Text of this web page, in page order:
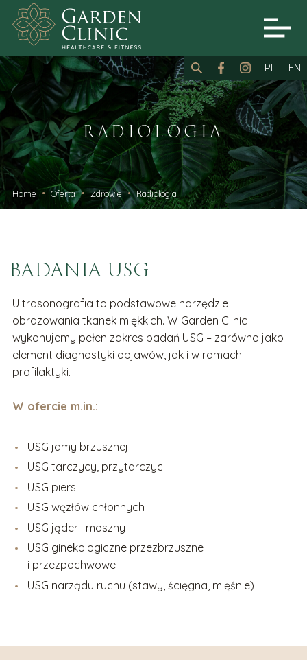
PL EN
RADIOLOGIA
Home Oferta Zdrowie Radiologia
BADANIA USG
Ultrasonografia to podstawowe narzędzie
obrazowania tkanek miękkich. W Garden Clinic
wykonujemy pełen zakres badań USG – zarówno jako
element diagnostyki objawów, jak i w ramach
profilaktyki.
W ofercie m.in.:
USG jamy brzusznej
USG tarczycy, przytarczyc
USG piersi
USG węzłów chłonnych
USG jąder i moszny
USG ginekologiczne przezbrzuszne
i przezpochwowe
USG narządu ruchu (stawy, ścięgna, mięśnie)